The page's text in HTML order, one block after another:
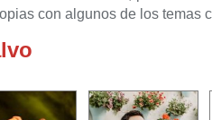
con algunos de los temas